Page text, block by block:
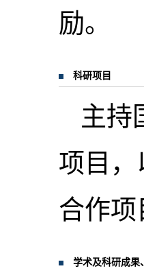
励。
科研项目
主持
项目
合作项
学术及科研成果